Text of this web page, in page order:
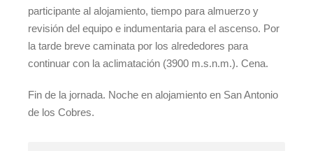
participante al alojamiento, tiempo para almuerzo y
revisión del equipo e indumentaria para el ascenso. Por
la tarde breve caminata por los alrededores para
continuar con la aclimatación (3900 m.s.n.m.). Cena.
Fin de la jornada. Noche en alojamiento en San Antonio
de los Cobres.